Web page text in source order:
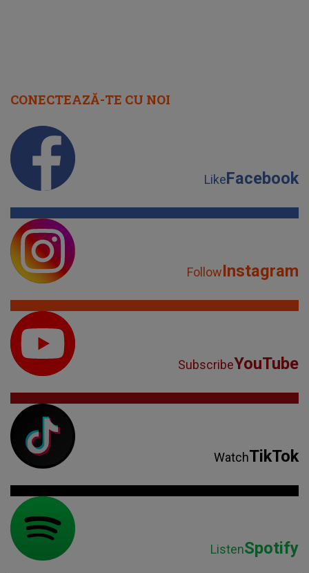
CONECTEAZĂ-TE CU NOI
LikeFacebook
FollowInstagram
SubscribeYouTube
WatchTikTok
ListenSpotify